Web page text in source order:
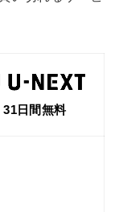
31日間無料